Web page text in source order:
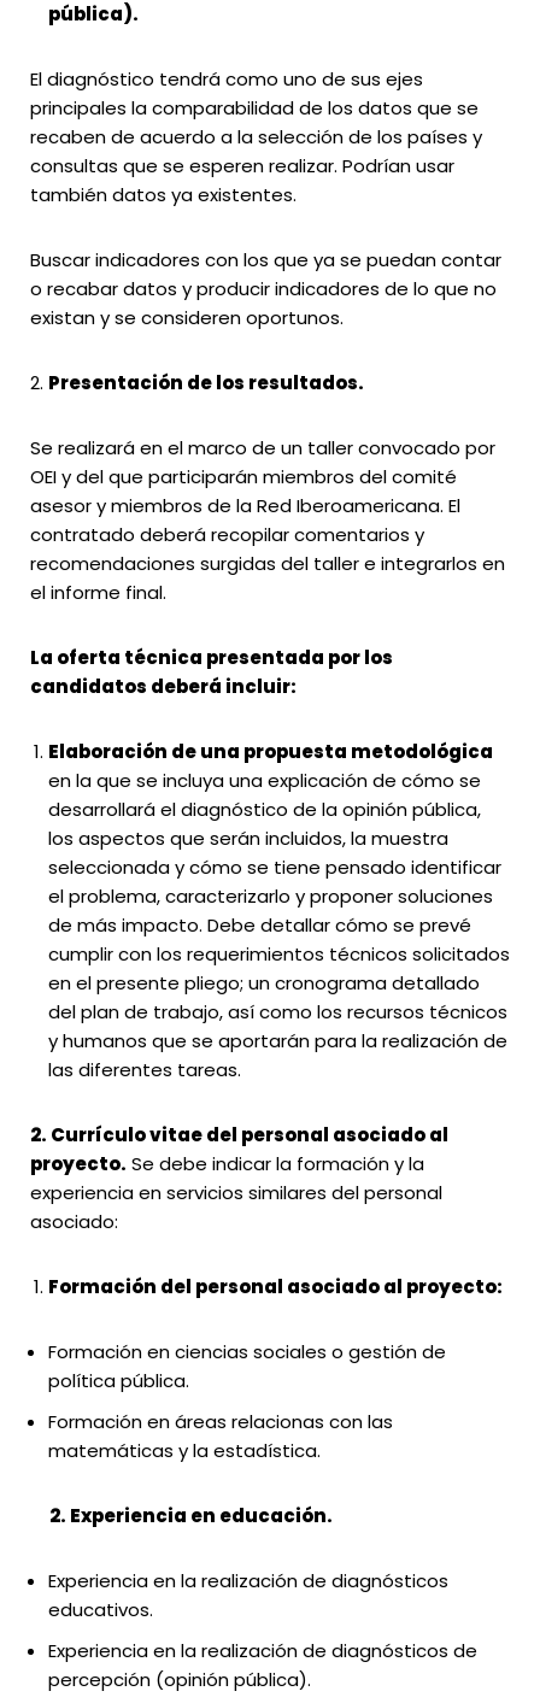
pública).
El diagnóstico tendrá como uno de sus ejes
principales la comparabilidad de los datos que se
recaben de acuerdo a la selección de los países y
consultas que se esperen realizar. Podrían usar
también datos ya existentes.
Buscar indicadores con los que ya se puedan contar
o recabar datos y producir indicadores de lo que no
existan y se consideren oportunos.
Presentación de los resultados.
Se realizará en el marco de un taller convocado por
OEI y del que participarán miembros del comité
asesor y miembros de la Red Iberoamericana. El
contratado deberá recopilar comentarios y
recomendaciones surgidas del taller e integrarlos en
el informe final.
La oferta técnica presentada por los
candidatos deberá incluir:
Elaboración de una propuesta metodológica
en la que se incluya una explicación de cómo se
desarrollará el diagnóstico de la opinión pública,
los aspectos que serán incluidos, la muestra
seleccionada y cómo se tiene pensado identificar
el problema, caracterizarlo y proponer soluciones
de más impacto. Debe detallar cómo se prevé
cumplir con los requerimientos técnicos solicitados
en el presente pliego; un cronograma detallado
del plan de trabajo, así como los recursos técnicos
y humanos que se aportarán para la realización de
las diferentes tareas.
2. Currículo vitae del personal asociado al
proyecto. Se debe indicar la formación y la
experiencia en servicios similares del personal
asociado:
Formación del personal asociado al proyecto:
Formación en ciencias sociales o gestión de
política pública.
Formación en áreas relacionas con las
matemáticas y la estadística.
2. Experiencia en educación.
Experiencia en la realización de diagnósticos
educativos.
Experiencia en la realización de diagnósticos de
percepción (opinión pública).